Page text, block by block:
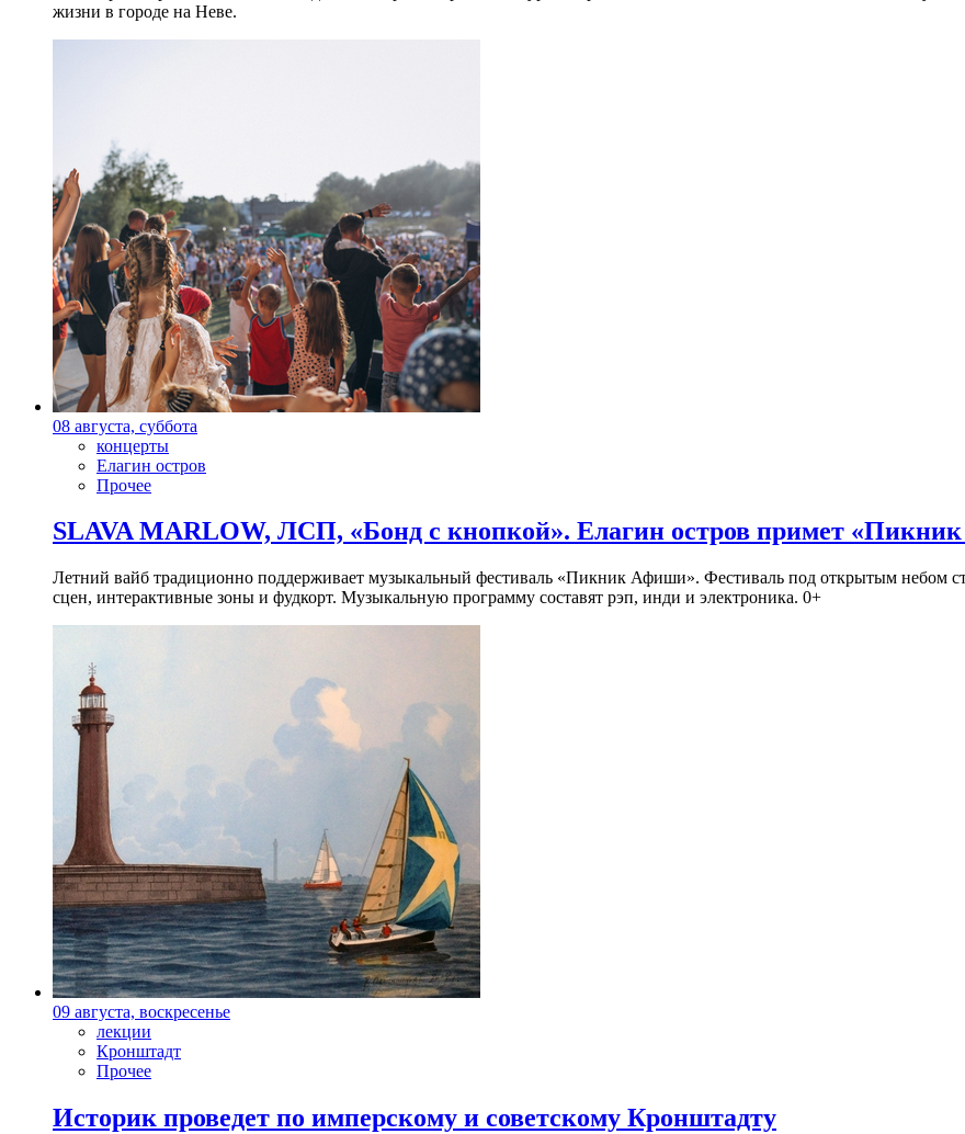
жизни в городе на Неве.
08 августа, суббота
концерты
Елагин остров
Прочее
SLAVA MARLOW, ЛСП, «Бонд с кнопкой». Елагин остров примет
Летний вайб традиционно поддерживает музыкальный фестиваль «Пикник Афиши». Фестиваль под открытым небом
сцен, интерактивные зоны и фудкорт. Музыкальную программу составят рэп, инди и электроника. 0+
09 августа, воскресенье
лекции
Кронштадт
Прочее
Историк проведет по имперскому и советскому Кронштадту